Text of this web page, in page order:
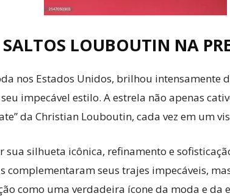
LOUBOUTIN NA
nos Estados Unidos, brilhou intensamente
impecável estilo. A estrela não apenas
da Christian Louboutin, cada vez em um
sua silhueta icônica, refinamento e
complementaram seus trajes impecáveis,
como uma verdadeira ícone da moda e da